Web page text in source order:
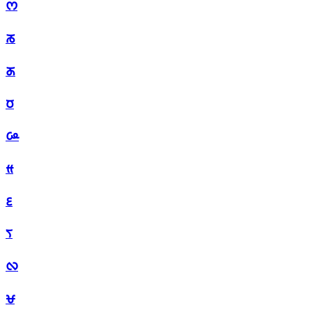
ᰔ
ᰕ
ᰖ
ᰗ
ᰘ
ᰙ
ᰚ
ᰛ
ᰜ
ᰝ